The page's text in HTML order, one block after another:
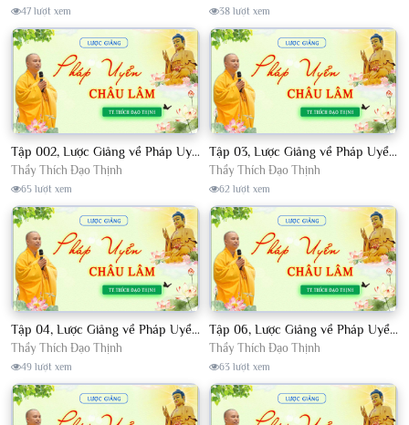
47 lượt xem 38 lượt xem
Tập 002, Lược Giảng về Pháp Uyển Châu Lâm, Chủ giảng TT. Thích Đạo Thịnh
Thầy Thích Đạo Thịnh
65 lượt xem
Tập 03, Lược Giảng về Pháp Uyển Châu Lâm, Chủ giảng TT Thích Đạo Thịnh
Thầy Thích Đạo Thịnh
62 lượt xem
Tập 04, Lược Giảng về Pháp Uyển Châu Lâm, Chủ giảng TT. Thích Đạo Thịnh
Thầy Thích Đạo Thịnh
49 lượt xem
Tập 06, Lược Giảng về Pháp Uyển Châu Lâm, Chủ giảng TT. Thích Đạo Thịnh
Thầy Thích Đạo Thịnh
63 lượt xem